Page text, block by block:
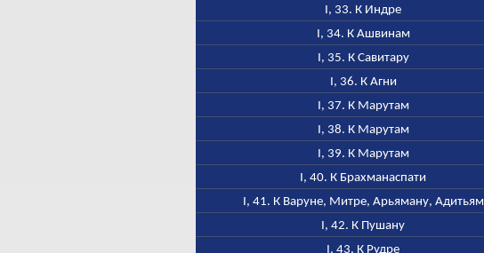
I, 33. К Индре
I, 34. К Ашвинам
I, 35. К Савитару
I, 36. К Агни
I, 37. К Марутам
I, 38. К Марутам
I, 39. К Марутам
I, 40. К Брахманаспати
I, 41. К Варуне, Митре, Арьяману, Адитьям
I, 42. К Пушану
I, 43. К Рудре